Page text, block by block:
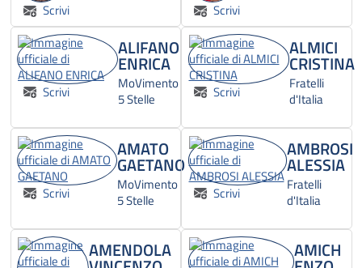
Scrivi
Scrivi
Scrivi
ALIFANO
ENRICA
MoVimento
5 Stelle
Scrivi
ALMICI
CRISTINA
Fratelli
d'Italia
Scrivi
AMATO
GAETANO
MoVimento
5 Stelle
Scrivi
AMBROSI
ALESSIA
Fratelli
d'Italia
AMENDOLA AMICH